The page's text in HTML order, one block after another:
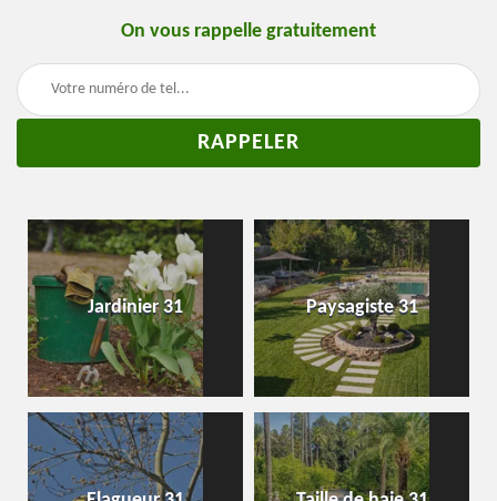
On vous rappelle gratuitement
Jardinier 31 Paysagiste 31